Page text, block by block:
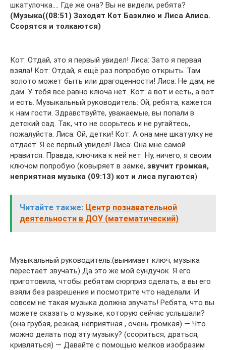
шкатулочка…. Где же она? Вы не видели, ребята?
(Музыка((08:51) Заходят Кот Базилио и Лиса Алиса.
Ссорятся и толкаются)
Кот: Отдай, это я первый увидел! Лиса: Зато я первая
взяла! Кот: Отдай, я ещё раз попробую открыть. Там
золото может быть или драгоценности! Лиса: Не дам, не
дам. У тебя всё равно ключа нет. Кот: а вот и есть, а вот
и есть. Музыкальный руководитель: Ой, ребята, кажется
к нам гости. Здравствуйте, уважаемые, вы попали в
детский сад. Так, что не ссорьтесь и не ругайтесь,
пожалуйста. Лиса: Ой, детки! Кот: А она мне шкатулку не
отдаёт. Я её первый увидел! Лиса: Она мне самой
нравится. Правда, ключика к ней нет. Ну, ничего, я своим
ключом попробую (ковыряет в замке, звучит громкая,
неприятная музыка (09:13) кот и лиса пугаются)
Читайте также: Центр познавательной
деятельности в ДОУ (математический)
Музыкальный руководитель:(вынимает ключ, музыка
перестаёт звучать) Да это же мой сундучок. Я его
приготовила, чтобы ребятам сюрприз сделать, а вы его
взяли без разрешения и посмотрите что наделали. И
совсем не такая музыка должна звучать! Ребята, что вы
можете сказать о музыке, которую сейчас услышали?
(она грубая, резкая, неприятная , очень громкая) — Что
можно делать под эту музыку? (ссориться, драться,
кривляться) — Давайте с помощью мелков изобразим